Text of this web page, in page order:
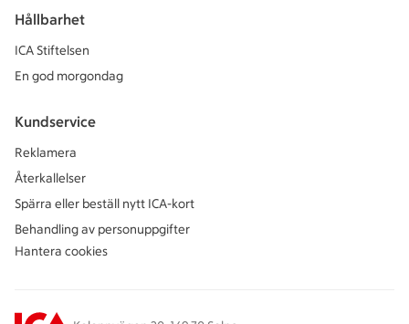
Hållbarhet
ICA Stiftelsen
En god morgondag
Kundservice
Reklamera
Återkallelser
Spärra eller beställ nytt ICA-kort
Behandling av personuppgifter
Hantera cookies